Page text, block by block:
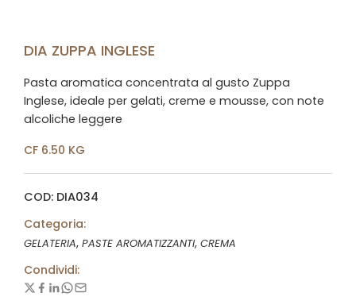
DIA ZUPPA INGLESE
Pasta aromatica concentrata al gusto Zuppa
Inglese, ideale per gelati, creme e mousse, con note
alcoliche leggere
CF 6.50 KG
COD: DIA034
Categoria:
GELATERIA, PASTE AROMATIZZANTI, CREMA
Condividi: